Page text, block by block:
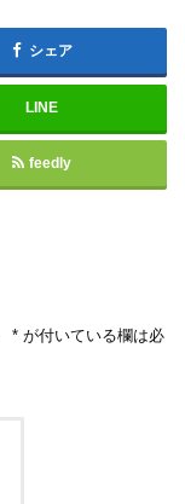
シェア
LINE
feedly
* が付いている欄は必